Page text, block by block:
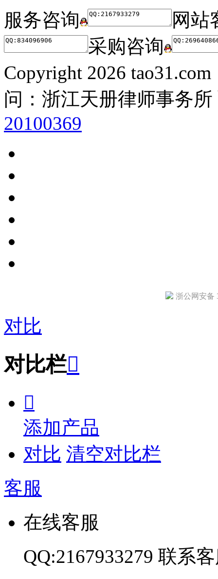
服务咨询
网站
采购咨询
Copyright 2026
问：浙江天册律师事务
20100369
浙公网安备
对比
对比栏

添加产品
对比 清空对比栏
客服
在线客服
QQ:2167933279 联系